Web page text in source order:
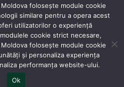
Web al USM®
folosește module cookie
similare pentru a opera acest
utilizatorilor o experiență
cookie strict necesare,
folosește module cookie
și personaliza experiența
performanța website-ului.
Ok